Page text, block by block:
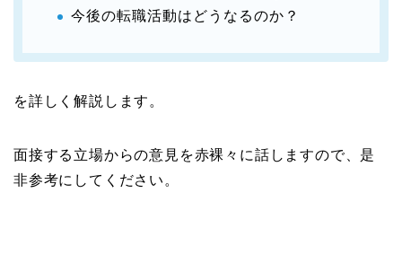
今後の転職活動はどうなるのか？
を詳しく解説します。
面接する立場からの意見を赤裸々に話しますので、是
非参考にしてください。